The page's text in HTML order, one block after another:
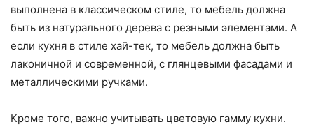
выполнена в классическом стиле, то мебель должна
быть из натурального дерева с резными элементами. А
если кухня в стиле хай-тек, то мебель должна быть
лаконичной и современной, с глянцевыми фасадами и
металлическими ручками.
Кроме того, важно учитывать цветовую гамму кухни.